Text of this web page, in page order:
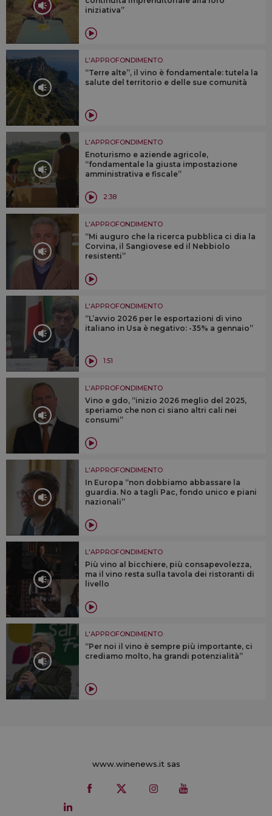
iniziativa”
L'APPROFONDIMENTO
“Terre alte”, il vino è fondamentale: tutela la
salute del territorio e delle sue comunità
L'APPROFONDIMENTO
Enoturismo e aziende agricole,
“fondamentale la giusta impostazione
amministrativa e fiscale”
2:38
L'APPROFONDIMENTO
“Mi auguro che la ricerca pubblica ci dia la
Corvina, il Sangiovese ed il Nebbiolo
resistenti”
L'APPROFONDIMENTO
“L’avvio 2026 per le esportazioni di vino
italiano in Usa è negativo: -35% a gennaio”
1:51
L'APPROFONDIMENTO
Vino e gdo, “inizio 2026 meglio del 2025,
speriamo che non ci siano altri cali nei
consumi”
L'APPROFONDIMENTO
In Europa “non dobbiamo abbassare la
guardia. No a tagli Pac, fondo unico e piani
nazionali”
L'APPROFONDIMENTO
Più vino al bicchiere, più consapevolezza,
ma il vino resta sulla tavola dei ristoranti di
livello
L'APPROFONDIMENTO
“Per noi il vino è sempre più importante, ci
crediamo molto, ha grandi potenzialità”
www.winenews.it sas